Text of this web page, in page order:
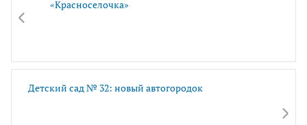
«Красноселочка»
Детский сад № 32: новый автогородок